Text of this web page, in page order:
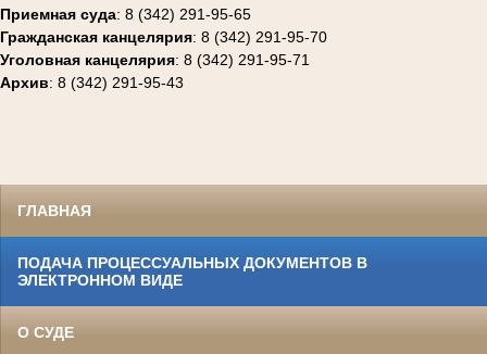
Приемная суда: 8 (342) 291-95-65
Гражданская канцелярия: 8 (342) 291-95-70
Уголовная канцелярия: 8 (342) 291-95-71
Архив: 8 (342) 291-95-43
ГЛАВНАЯ
ПОДАЧА ПРОЦЕССУАЛЬНЫХ ДОКУМЕНТОВ В
ЭЛЕКТРОННОМ ВИДЕ
О СУДЕ